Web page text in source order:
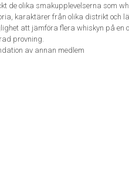
de olika smakupplevelserna som
karaktärer från olika distrikt och
att jämföra flera whiskyn på
provning.
av annan medlem